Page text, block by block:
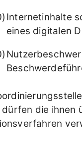
Internetinhalte
eines digitalen
dürfen die ihnen